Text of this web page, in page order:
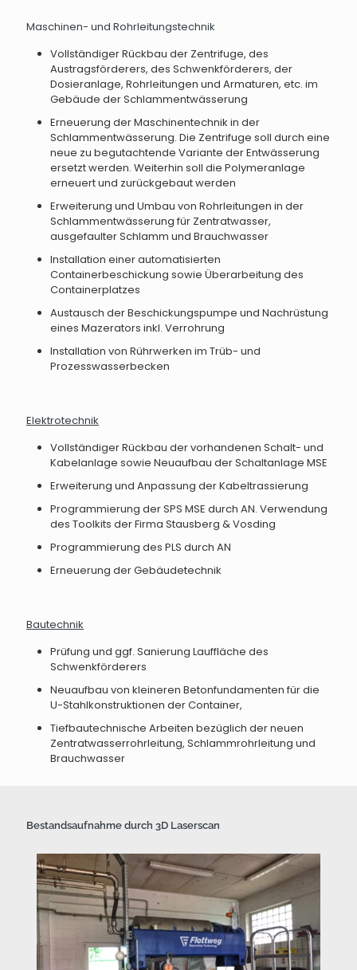
Maschinen- und Rohrleitungstechnik
Vollständiger Rückbau der Zentrifuge, des
Austragsförderers, des Schwenkförderers, der
Dosieranlage, Rohrleitungen und Armaturen, etc. im
Gebäude der Schlammentwässerung
Erneuerung der Maschinentechnik in der
Schlammentwässerung. Die Zentrifuge soll durch eine
neue zu begutachtende Variante der Entwässerung
ersetzt werden. Weiterhin soll die Polymeranlage
erneuert und zurückgebaut werden
Erweiterung und Umbau von Rohrleitungen in der
Schlammentwässerung für Zentratwasser,
ausgefaulter Schlamm und Brauchwasser
Installation einer automatisierten
Containerbeschickung sowie Überarbeitung des
Containerplatzes
Austausch der Beschickungspumpe und Nachrüstung
eines Mazerators inkl. Verrohrung
Installation von Rührwerken im Trüb- und
Prozesswasserbecken
Elektrotechnik
Vollständiger Rückbau der vorhandenen Schalt- und
Kabelanlage sowie Neuaufbau der Schaltanlage MSE
Erweiterung und Anpassung der Kabeltrassierung
Programmierung der SPS MSE durch AN. Verwendung
des Toolkits der Firma Stausberg & Vosding
Programmierung des PLS durch AN
Erneuerung der Gebäudetechnik
Bautechnik
Prüfung und ggf. Sanierung Lauffläche des
Schwenkförderers
Neuaufbau von kleineren Betonfundamenten für die
U-Stahlkonstruktionen der Container,
Tiefbautechnische Arbeiten bezüglich der neuen
Zentratwasserrohrleitung, Schlammrohrleitung und
Brauchwasser
Bestandsaufnahme durch 3D Laserscan